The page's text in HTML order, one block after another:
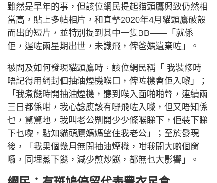
雖然是早年的事，但該位網民提起貓頭鷹興致仍然相
當高，貼上多帖相片，和直擊2020年4月貓頭鷹破殼
而出的短片，並特別提到其中一隻BB——「就係
佢，遲咗兩星期出世，未識飛，俾爸媽遺棄咗」。
被問及如何發現貓頭鷹時，該位網民稱「 我裝修時
唔記得用網封個抽油煙機喉口，俾咗機會佢入嚟」；
「我煮餸時開抽油煙機，聽到喉入面啪啪聲，連續兩
三日都係咁，我心諗應該有嘢飛咗入嚟，但又唔知係
乜，驚驚地，我叫老公𠝹開少少條喉睇下，佢裝下睇
下乜嚟，點知貓頭鷹媽媽望住我老公」；至於發現
後，「我果個幾月無開抽油煙機，咁我開大啲個窗
囉，同埋蒸下餸，減少煎炒餸，都無乜大影響」。